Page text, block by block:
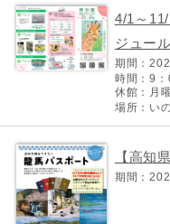
4/1～
ジュー
期間：
時間：9
休館：月
場所：い
【高知
期間：